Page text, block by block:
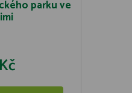
parku ve